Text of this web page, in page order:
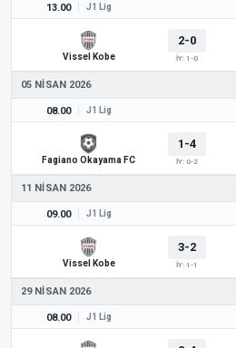
13.00 J1 Lig
Vissel Kobe
2-0
İY: 1-0
05 NISAN 2026
08.00 J1 Lig
Fagiano Okayama FC
1-4
İY: 0-2
11 NISAN 2026
09.00 J1 Lig
Vissel Kobe
3-2
İY: 1-1
29 NISAN 2026
08.00 J1 Lig